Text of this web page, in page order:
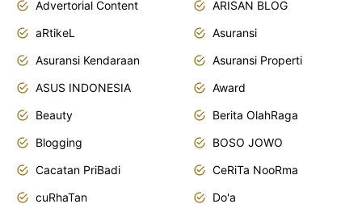
Advertorial Content
ARISAN BLOG
aRtikeL
Asuransi
Asuransi Kendaraan
Asuransi Properti
ASUS INDONESIA
Award
Beauty
Berita OlahRaga
Blogging
BOSO JOWO
Cacatan PriBadi
CeRiTa NooRma
cuRhaTan
Do'a